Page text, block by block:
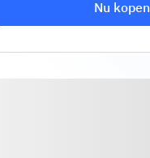
Nu kopen